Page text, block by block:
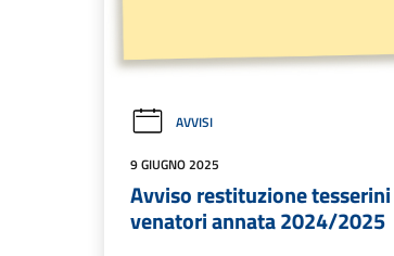
AVVISI
9 GIUGNO 2025
Avviso restituzione tesserini
venatori annata 2024/2025